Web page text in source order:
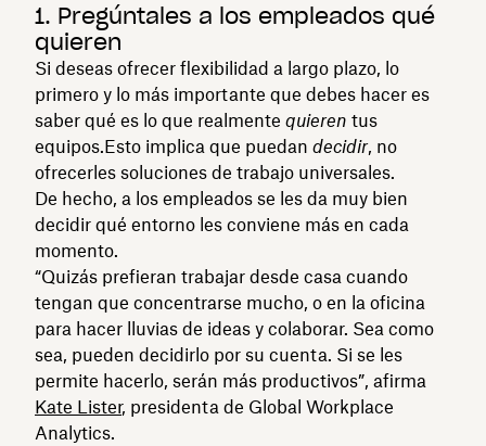
1. Pregúntales a los empleados qué
quieren
Si deseas ofrecer flexibilidad a largo plazo, lo
primero y lo más importante que debes hacer es
saber qué es lo que realmente quieren tus
equipos.Esto implica que puedan decidir, no
ofrecerles soluciones de trabajo universales.
De hecho, a los empleados se les da muy bien
decidir qué entorno les conviene más en cada
momento.
“Quizás prefieran trabajar desde casa cuando
tengan que concentrarse mucho, o en la oficina
para hacer lluvias de ideas y colaborar. Sea como
sea, pueden decidirlo por su cuenta. Si se les
permite hacerlo, serán más productivos”, afirma
Kate Lister, presidenta de Global Workplace
Analytics.